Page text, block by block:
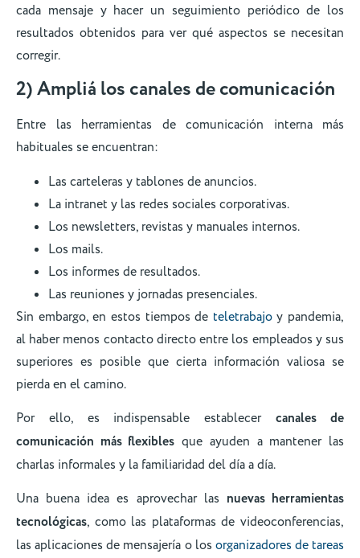
cada mensaje y hacer un seguimiento periódico de los
resultados obtenidos para ver qué aspectos se necesitan
corregir.
2) Ampliá los canales de comunicación
Entre las herramientas de comunicación interna más
habituales se encuentran:
Las carteleras y tablones de anuncios.
La intranet y las redes sociales corporativas.
Los newsletters, revistas y manuales internos.
Los mails.
Los informes de resultados.
Las reuniones y jornadas presenciales.
Sin embargo, en estos tiempos de teletrabajoy pandemia,
al haber menos contacto directo entre los empleados y sus
superiores es posible que cierta información valiosa se
pierda en el camino.
Por ello, es indispensable establecercanales de
comunicación más flexibles que ayuden a mantener las
charlas informales y la familiaridad del día a día.
Una buena idea es aprovechar las nuevas herramientas
tecnológicas, como las plataformas de videoconferencias,
las aplicaciones de mensajería o los organizadores de tareas